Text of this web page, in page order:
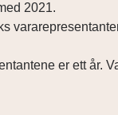
2021.
er ett år.